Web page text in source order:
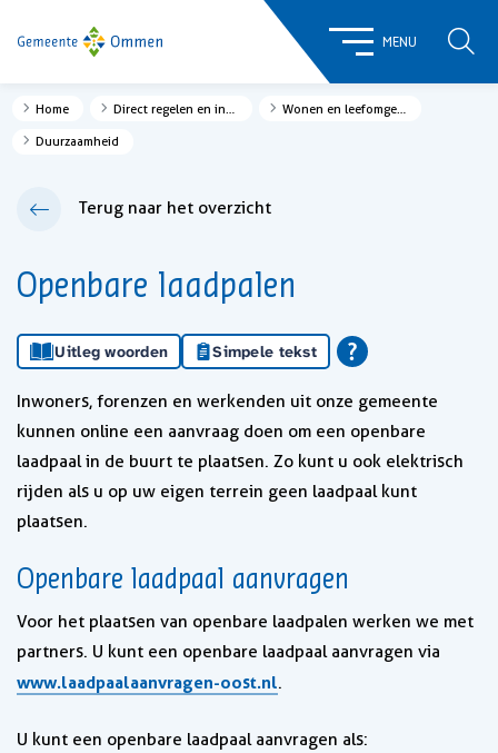
MENU
Home Wonen en leefomgeving
Duurzaamheid
Terug naar het overzicht
Openbare laadpalen
Uitleg woorden Simpele tekst
Inwoners, forenzen en werkenden uit onze gemeente
kunnen online een aanvraag doen om een openbare
laadpaal in de buurt te plaatsen. Zo kunt u ook elektrisch
rijden als u op uw eigen terrein geen laadpaal kunt
plaatsen.
Openbare laadpaal aanvragen
Voor het plaatsen van openbare laadpalen werken we met
partners. U kunt een openbare laadpaal aanvragen via
www.laadpaalaanvragen-oost.nl.
U kunt een openbare laadpaal aanvragen als: